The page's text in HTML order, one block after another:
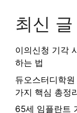
최신 글
이의신청 기각
하는 법
듀오스터디학
가지 핵심 총정
65세 임플란트